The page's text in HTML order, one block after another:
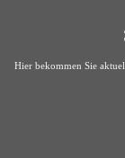
Hier bekommen Sie